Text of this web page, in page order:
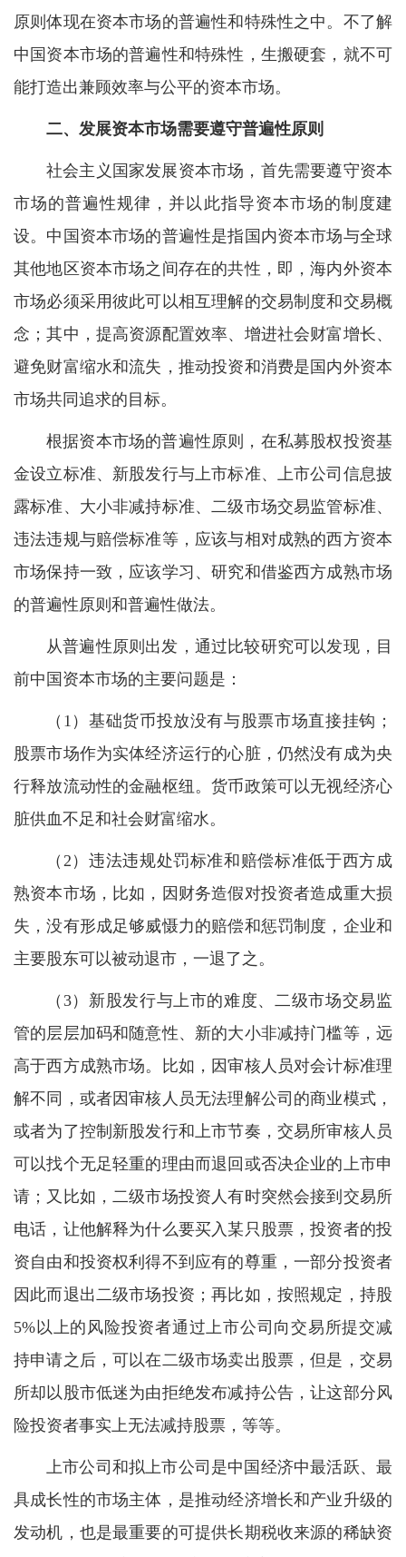
原则体现在资本市场的普遍性和特殊性之中。不了解
中国资本市场的普遍性和特殊性，生搬硬套，就不可
能打造出兼顾效率与公平的资本市场。
二、发展资本市场需要遵守普遍性原则
社会主义国家发展资本市场，首先需要遵守资本
市场的普遍性规律，并以此指导资本市场的制度建
设。中国资本市场的普遍性是指国内资本市场与全球
其他地区资本市场之间存在的共性，即，海内外资本
市场必须采用彼此可以相互理解的交易制度和交易概
念；其中，提高资源配置效率、增进社会财富增长、
避免财富缩水和流失，推动投资和消费是国内外资本
市场共同追求的目标。
根据资本市场的普遍性原则，在私募股权投资基
金设立标准、新股发行与上市标准、上市公司信息披
露标准、大小非减持标准、二级市场交易监管标准、
违法违规与赔偿标准等，应该与相对成熟的西方资本
市场保持一致，应该学习、研究和借鉴西方成熟市场
的普遍性原则和普遍性做法。
从普遍性原则出发，通过比较研究可以发现，目
前中国资本市场的主要问题是：
（1）基础货币投放没有与股票市场直接挂钩；
股票市场作为实体经济运行的心脏，仍然没有成为央
行释放流动性的金融枢纽。货币政策可以无视经济心
脏供血不足和社会财富缩水。
（2）违法违规处罚标准和赔偿标准低于西方成
熟资本市场，比如，因财务造假对投资者造成重大损
失，没有形成足够威慑力的赔偿和惩罚制度，企业和
主要股东可以被动退市，一退了之。
（3）新股发行与上市的难度、二级市场交易监
管的层层加码和随意性、新的大小非减持门槛等，远
高于西方成熟市场。比如，因审核人员对会计标准理
解不同，或者因审核人员无法理解公司的商业模式，
或者为了控制新股发行和上市节奏，交易所审核人员
可以找个无足轻重的理由而退回或否决企业的上市申
请；又比如，二级市场投资人有时突然会接到交易所
电话，让他解释为什么要买入某只股票，投资者的投
资自由和投资权利得不到应有的尊重，一部分投资者
因此而退出二级市场投资；再比如，按照规定，持股
5%以上的风险投资者通过上市公司向交易所提交减
持申请之后，可以在二级市场卖出股票，但是，交易
所却以股市低迷为由拒绝发布减持公告，让这部分风
险投资者事实上无法减持股票，等等。
上市公司和拟上市公司是中国经济中最活跃、最
具成长性的市场主体，是推动经济增长和产业升级的
发动机，也是最重要的可提供长期税收来源的稀缺资